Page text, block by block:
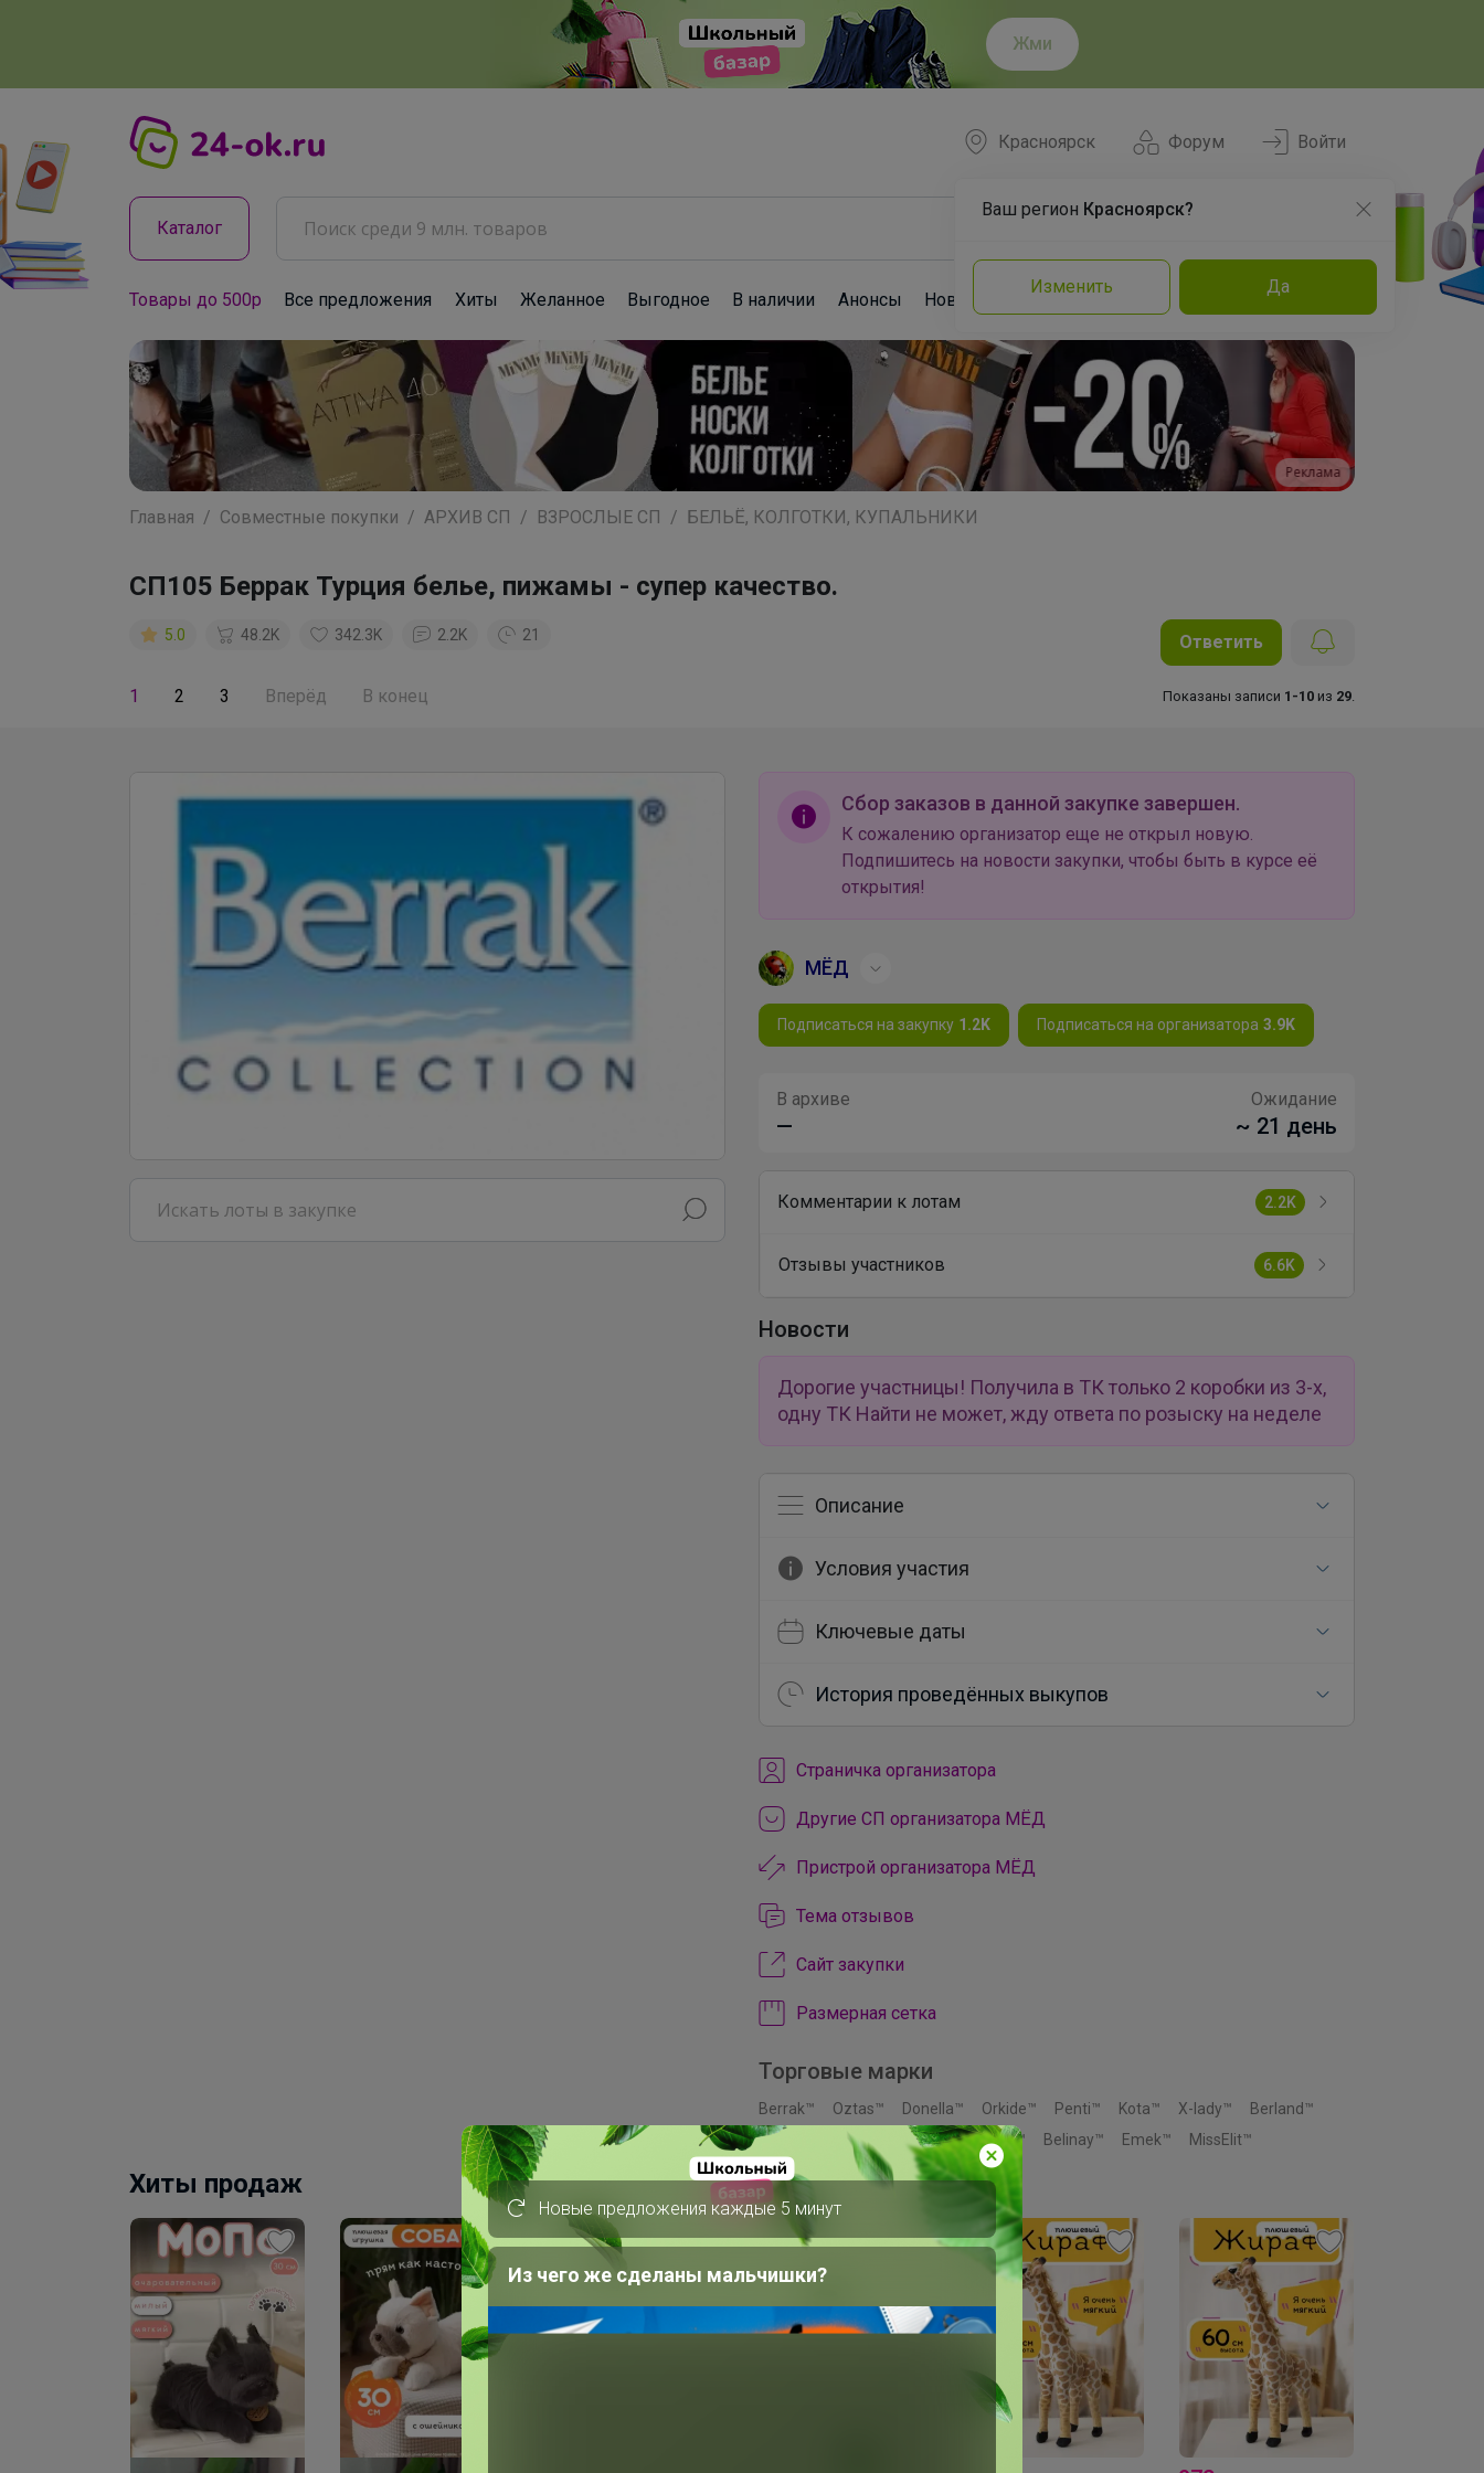
Жми
Форум
Красноярск
Ваш регион Красноярск?
Изменить Да
Войти
Каталог
Товары до 500р Все предложения Хиты Желанное Выгодное В наличии Анонсы Новости Команда Эксперты
Реклама
Главная Совместные покупки АРХИВ СП ВЗРОСЛЫЕ СП БЕЛЬЁ, КОЛГОТКИ, КУПАЛЬНИКИ
СП105 Беррак Турция белье, пижамы - супер качество.
5.0 48.2K 342.3K 2.2K 21 Ответить
1 2 3 Вперёд В конец Показаны записи 1-10 из 29.
Сбор заказов в данной закупке завершен.
К сожалению организатор еще не открыл новую.
Подпишитесь на новости закупки, чтобы быть в курсе её
открытия!
МЁД
Подписаться на закупку 1.2K Подписаться на организатора 3.9K
В архиве
—
Ожидание
~ 21 день
Комментарии к лотам 2.2K
Отзывы участников 6.6K
Новости
Дорогие участницы! Получила в ТК только 2 коробки из 3-х,
одну ТК Найти не может, жду ответа по розыску на неделе
Описание
Условия участия
Ключевые даты
История проведённых выкупов
Cтраничка организатора
Другие СП организатора МЁД
Пристрой организатора МЁД
Тема отзывов
Сайт закупки
Размерная сетка
Торговые марки
Berrak™ Oztas™ Donella™ Orkide™ Penti™ Kota™ X-lady™
Berland™
Bross™
Ozkan™ Fapi™ Pijamoni™ Belinay™ Emek™ MissElit™
Хиты продаж
Новые предложения каждые 5 минут
Из чего же сделаны мальчишки?